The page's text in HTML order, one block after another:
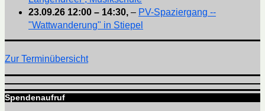
23.09.26 12:00 – 14:30, – PV-Spaziergang --
"Wattwanderung" in Stiepel
Zur Terminübersicht
Spendenaufruf